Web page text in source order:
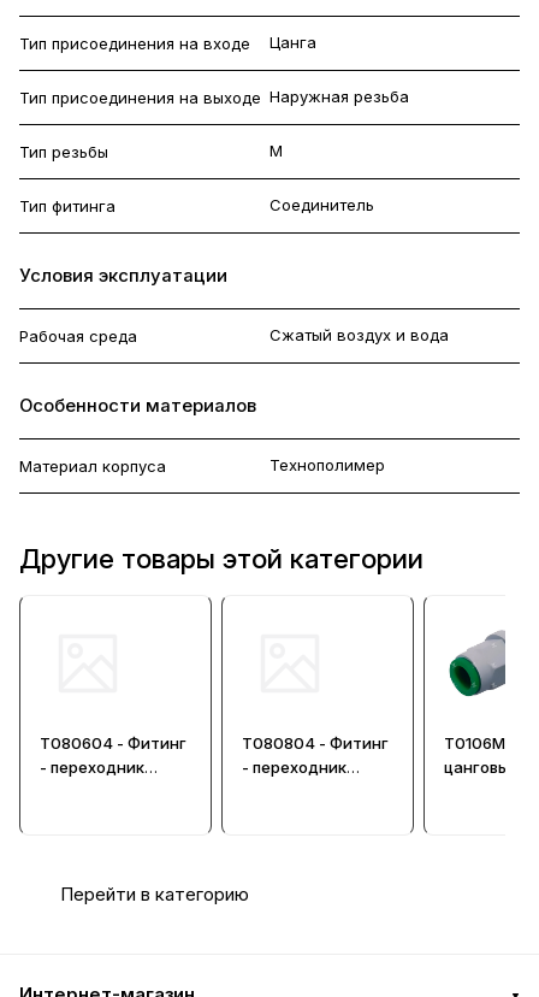
Тип присоединения на входе Цанга
Тип присоединения на выходе Наружная резьба
Тип резьбы M
Тип фитинга Соединитель
Условия эксплуатации
Рабочая среда Сжатый воздух и вода
Особенности материалов
Материал корпуса Технополимер
Другие товары этой категории
T080604 - Фитинг
- переходник
T080804 - Фитинг
- переходник
T0106M10
цанговый
Перейти в категорию